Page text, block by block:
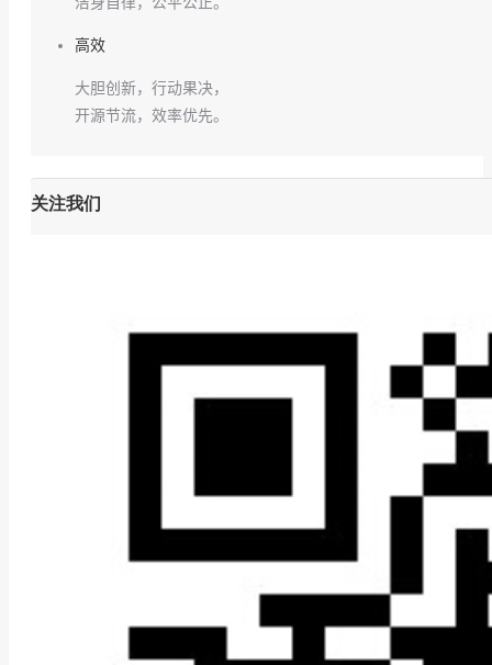
高效
大胆创新，行动果决，
开源节流，效率优先。
关注我们